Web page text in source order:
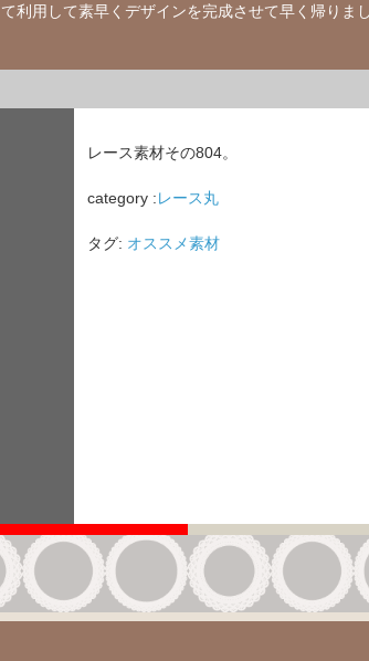
用して素早くデザインを完成させて早く帰りま
レース素材その804。
category : レース丸
タグ: オススメ素材